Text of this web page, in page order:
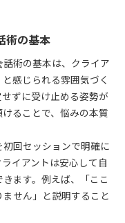
術の基本
術の基本は、クライア
感じられる雰囲気づく
ずに受け止める姿勢が
ることで、悩みの本質
回セッションで明確に
イアントは安心して自
ます。例えば、「ここ
せん」と説明すること